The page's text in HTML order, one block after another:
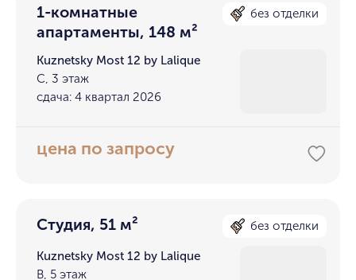
1-комнатные
апартаменты, 148 м²
без отделки
Kuznetsky Most 12 by Lalique
С, 3 этаж
сдача: 4 квартал 2026
цена по запросу
Студия, 51 м² без отделки
Kuznetsky Most 12 by Lalique
В, 5 этаж